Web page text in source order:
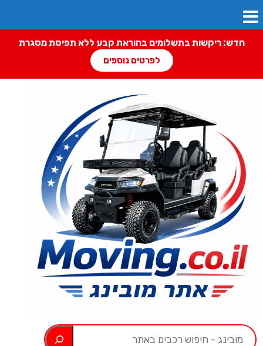
חדש: ריקשות בתשלומים בהוראת קבע ללא תפיסת מסגרת
לפרטים נוספים